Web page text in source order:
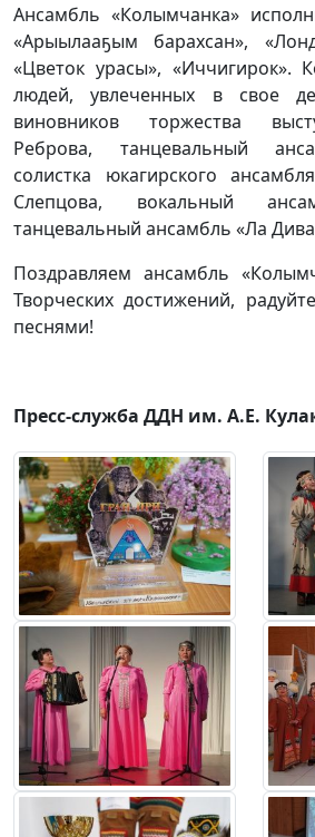
Ансамбль «Колымчанка»
«Арыылааҕым барахсан»,
«Цветок урасы», «Иччигирок».
людей, увлеченных в свое
виновников торжества
Реброва, танцевальный
солистка юкагирского
Слепцова, вокальный
танцевальный ансамбль «Ла
Поздравляем ансамбль
Творческих достижений,
песнями!
Пресс-служба ДДН им. А.Е.